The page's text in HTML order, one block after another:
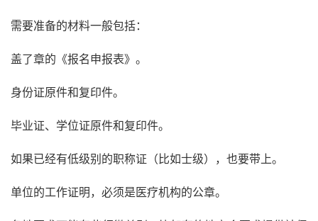
需要准备的材料一般包括：
盖了章的《报名申报表》。
身份证原件和复印件。
毕业证、学位证原件和复印件。
如果已经有低级别的职称证（比如士级），也要带上。
单位的工作证明，必须是医疗机构的公章。